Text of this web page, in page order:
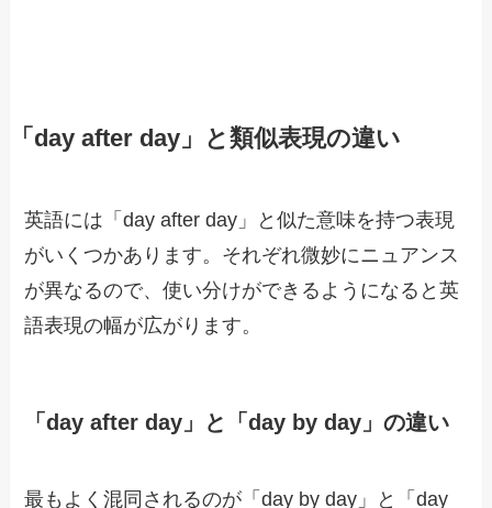
「day after day」と類似表現の違い
英語には「day after day」と似た意味を持つ表現
がいくつかあります。それぞれ微妙にニュアンス
が異なるので、使い分けができるようになると英
語表現の幅が広がります。
「day after day」と「day by day」の違い
最もよく混同されるのが「day by day」と「day